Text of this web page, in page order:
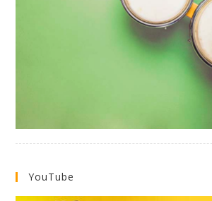
YouTube